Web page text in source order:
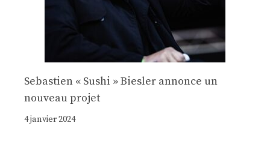
Sebastien « Sushi » Biesler annonce un
nouveau projet
4 janvier 2024